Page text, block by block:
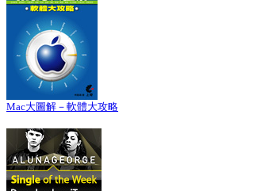
Mac大圖解－軟體大攻略